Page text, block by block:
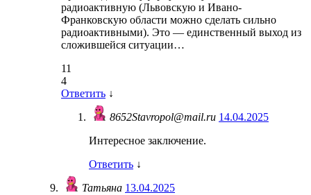
радиоактивную (Львовскую и Ивано-
Франковскую области можно сделать сильно
радиоактивными). Это — единственный выход из
сложившейся ситуации…
11
4
Ответить ↓
8652Stavropol@mail.ru 14.04.2025
Интересное заключение.
Ответить ↓
Татьяна 13.04.2025